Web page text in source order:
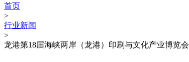
首页
>
行业新闻
>
龙港第18届海峡两岸（龙港）印刷与文化产业博览会